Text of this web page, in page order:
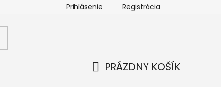
ochrany osobných údajov Kontakt
Prihlásenie Registrácia
PRÁZDNY KOŠÍK